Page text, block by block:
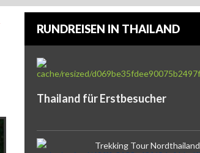
RUNDREISEN IN THAILAND
Thailand für Erstbesucher
Trekking Tour Nordthailand